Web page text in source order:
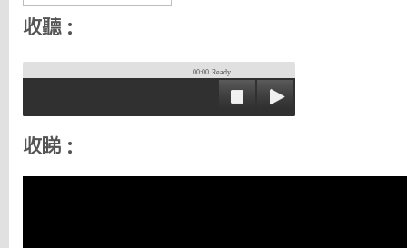
收聽：
00:00 Ready
收睇：